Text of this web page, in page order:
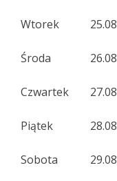
Wtorek 25.08
Środa 26.08
Czwartek 27.08
Piątek 28.08
Sobota
29.08